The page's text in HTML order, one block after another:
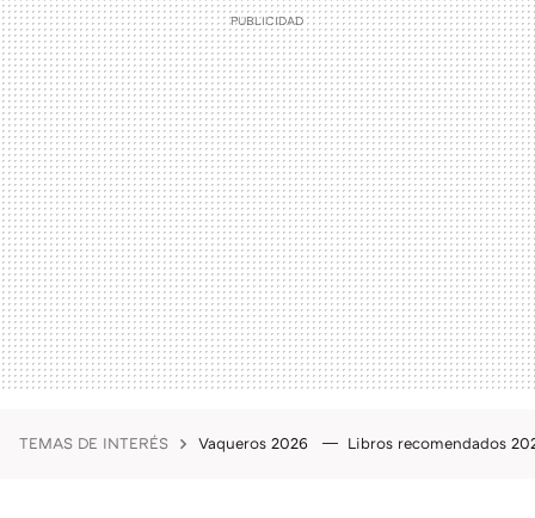
TEMAS DE INTERÉS Vaqueros 2026 Libros recomendados